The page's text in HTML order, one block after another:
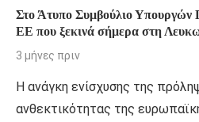
Στο Άτυπο Συμβούλιο Υπουργών
ΕΕ που ξεκινά σήμερα στη
3 μήνες πριν
Η ανάγκη ενίσχυσης της
ανθεκτικότητας της